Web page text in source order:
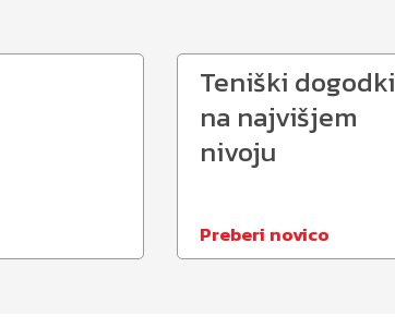
Teniški dogodki
na najvišjem
nivoju
Preberi novico